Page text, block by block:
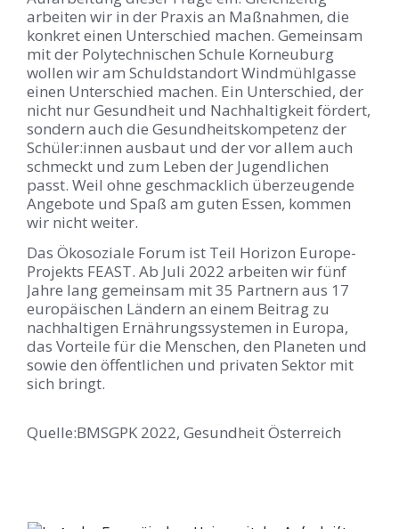
arbeiten wir in der Praxis an Maßnahmen, die
konkret einen Unterschied machen. Gemeinsam
mit der Polytechnischen Schule Korneuburg
wollen wir am Schuldstandort Windmühlgasse
einen Unterschied machen. Ein Unterschied, der
nicht nur Gesundheit und Nachhaltigkeit fördert,
sondern auch die Gesundheitskompetenz der
Schüler:innen ausbaut und der vor allem auch
schmeckt und zum Leben der Jugendlichen
passt. Weil ohne geschmacklich überzeugende
Angebote und Spaß am guten Essen, kommen
wir nicht weiter.
Das Ökosoziale Forum ist Teil Horizon Europe-
Projekts FEAST. Ab Juli 2022 arbeiten wir fünf
Jahre lang gemeinsam mit 35 Partnern aus 17
europäischen Ländern an einem Beitrag zu
nachhaltigen Ernährungssystemen in Europa,
das Vorteile für die Menschen, den Planeten und
sowie den öffentlichen und privaten Sektor mit
sich bringt.
Quelle:BMSGPK 2022, Gesundheit Österreich